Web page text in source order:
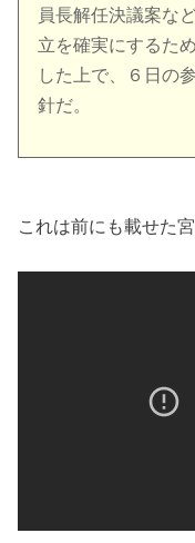
員長解任決議案な
立を確実にするた
した上で、６日の
針だ。
これは前にも載せた